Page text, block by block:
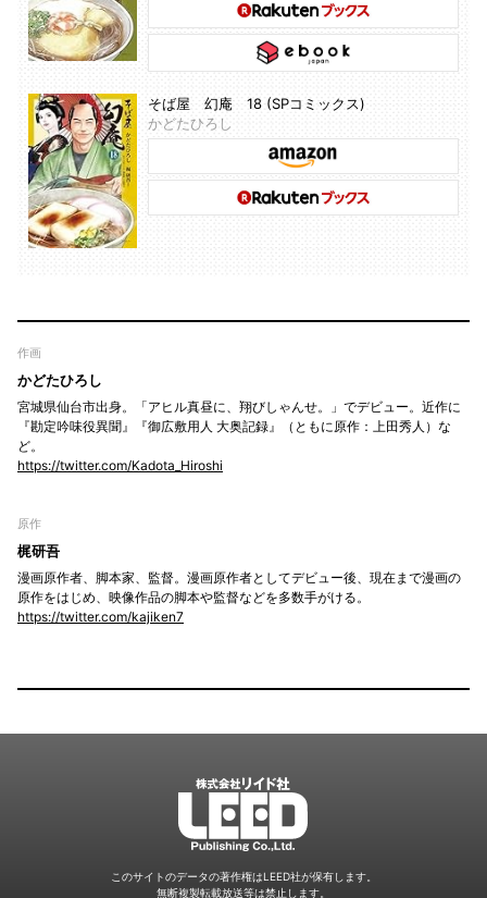
そば屋 幻庵 18 (SPコミックス)
かどたひろし
作画
かどたひろし
宮城県仙台市出身。「アヒル真昼に、翔びしゃんせ。」でデビュー。近作に
『勘定吟味役異聞』『御広敷用人 大奥記録』（ともに原作：上田秀人）な
ど。
https://twitter.com/Kadota_Hiroshi
原作
梶研吾
漫画原作者、脚本家、監督。漫画原作者としてデビュー後、現在まで漫画の
原作をはじめ、映像作品の脚本や監督などを多数手がける。
https://twitter.com/kajiken7
LEED
このサイトのデータの著作権はLEED社が保有します。
無断複製転載放送等は禁止します。